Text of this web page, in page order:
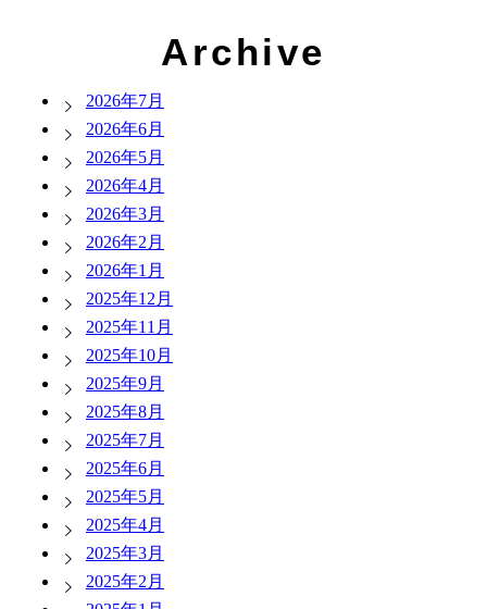
Archive
2026年7月
2026年6月
2026年5月
2026年4月
2026年3月
2026年2月
2026年1月
2025年12月
2025年11月
2025年10月
2025年9月
2025年8月
2025年7月
2025年6月
2025年5月
2025年4月
2025年3月
2025年2月